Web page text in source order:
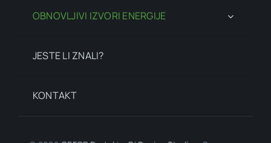
OBNOVLJIVI IZVORI ENERGIJE
JESTE LI ZNALI?
KONTAKT